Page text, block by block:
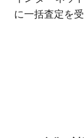
に一括査定を